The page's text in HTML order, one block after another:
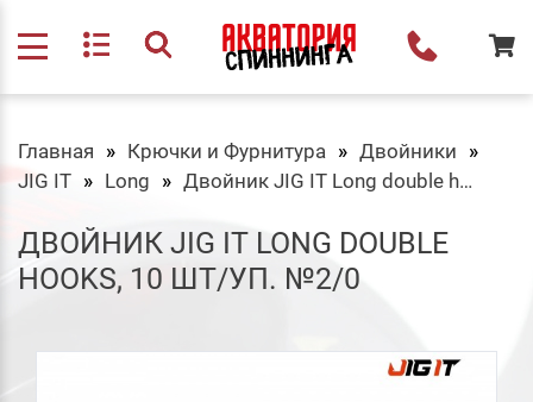
Главная Крючки и Фурнитура
Двойники
JIG IT
Long Двойник JIG IT Long double hooks, 10 шт/уп. №2/0
ДВОЙНИК JIG IT LONG DOUBLE
HOOKS, 10 ШТ/УП. №2/0